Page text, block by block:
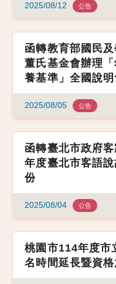
2025/08/12 公告
函轉教育部國民
董氏基金會辦理
養基準」全國說明
2025/08/05 公告
函轉臺北市政府
年度臺北市客語
份
2025/08/04 公告
桃園市114年度市
名時間延長暨資